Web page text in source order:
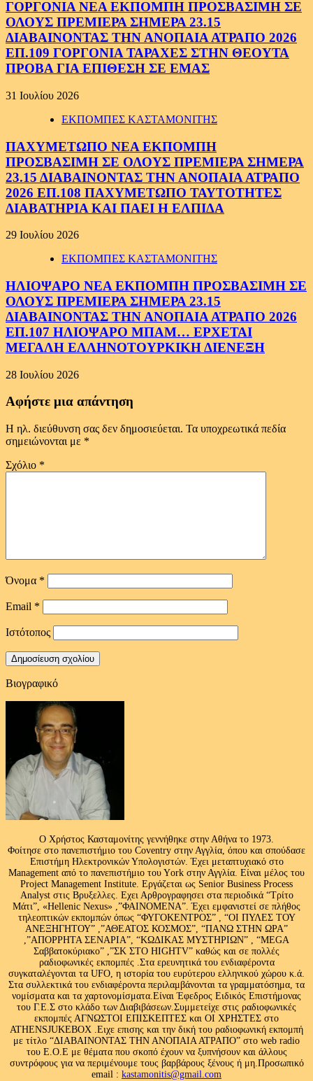
ΓΟΡΓΟΝΙΑ ΝΕΑ ΕΚΠΟΜΠΗ ΠΡΟΣΒΑΣΙΜΗ ΣΕ
ΟΛΟΥΣ ΠΡΕΜΙΕΡΑ ΣΗΜΕΡΑ 23.15
ΔΙΑΒΑΙΝΟΝΤΑΣ ΤΗΝ ΑΝΟΠΑΙΑ ΑΤΡΑΠΟ 2026
ΕΠ.109 ΓΟΡΓΟΝΙΑ ΤΑΡΑΧΕΣ ΣΤΗΝ ΘΕΟΥΤΑ
ΠΡΟΒΑ ΓΙΑ ΕΠΙΘΕΣΗ ΣΕ ΕΜΑΣ
31 Ιουλίου 2026
ΕΚΠΟΜΠΕΣ ΚΑΣΤΑΜΟΝΙΤΗΣ
ΠΑΧΥΜΕΤΩΠΟ ΝΕΑ ΕΚΠΟΜΠΗ
ΠΡΟΣΒΑΣΙΜΗ ΣΕ ΟΛΟΥΣ ΠΡΕΜΙΕΡΑ ΣΗΜΕΡΑ
23.15 ΔΙΑΒΑΙΝΟΝΤΑΣ ΤΗΝ ΑΝΟΠΑΙΑ ΑΤΡΑΠΟ
2026 ΕΠ.108 ΠΑΧΥΜΕΤΩΠΟ ΤΑΥΤΟΤΗΤΕΣ
ΔΙΑΒΑΤΗΡΙΑ ΚΑΙ ΠΑΕΙ Η ΕΛΠΙΔΑ
29 Ιουλίου 2026
ΕΚΠΟΜΠΕΣ ΚΑΣΤΑΜΟΝΙΤΗΣ
ΗΛΙΟΨΑΡΟ ΝΕΑ ΕΚΠΟΜΠΗ ΠΡΟΣΒΑΣΙΜΗ ΣΕ
ΟΛΟΥΣ ΠΡΕΜΙΕΡΑ ΣΗΜΕΡΑ 23.15
ΔΙΑΒΑΙΝΟΝΤΑΣ ΤΗΝ ΑΝΟΠΑΙΑ ΑΤΡΑΠΟ 2026
ΕΠ.107 ΗΛΙΟΨΑΡΟ ΜΠΑΜ… ΕΡΧΕΤΑΙ
ΜΕΓΑΛΗ ΕΛΛΗΝΟΤΟΥΡΚΙΚΗ ΔΙΕΝΕΞΗ
28 Ιουλίου 2026
Αφήστε μια απάντηση
Η ηλ. διεύθυνση σας δεν δημοσιεύεται. Τα υποχρεωτικά πεδία
σημειώνονται με *
Σχόλιο *
Όνομα *
Email *
Ιστότοπος
Βιογραφικό
Ο Χρήστος Κασταμονίτης γεννήθηκε στην Αθήνα το 1973.
Φοίτησε στο πανεπιστήμιο του Coventry στην Αγγλία, όπου και σπούδασε
Επιστήμη Ηλεκτρονικών Υπολογιστών. Έχει μεταπτυχιακό στο
Management από το πανεπιστήμιο του Υork στην Αγγλία. Είναι μέλος του
Project Management Institute. Εργάζεται ως Senior Business Process
Analyst στις Βρυξελλες. Εχει Αρθρογραφησει στα περιοδικά “Τρίτο
Μάτι”, «Hellenic Nexus» ,”ΦΑΙΝΟΜΕΝΑ”. Έχει εμφανιστεί σε πλήθος
τηλεοπτικών εκπομπών όπως “ΦΥΓΟΚΕΝΤΡΟΣ” , “ΟΙ ΠΥΛΕΣ ΤΟΥ
ΑΝΕΞΗΓΗΤΟΥ” ,”ΑΘΕΑΤΟΣ ΚΟΣΜΟΣ”, “ΠΑΝΩ ΣΤΗΝ ΩΡΑ”
,”ΑΠΟΡΡΗΤΑ ΣΕΝΑΡΙΑ”, “ΚΩΔΙΚΑΣ ΜΥΣΤΗΡΙΩΝ” , “MEGA
Σαββατοκύριακο” ,”ΣΚ ΣΤΟ HIGHTV” καθώς και σε πολλές
ραδιοφωνικές εκπομπές .Στα ερευνητικά του ενδιαφέροντα
συγκαταλέγονται τα UFO, η ιστορία του ευρύτερου ελληνικού χώρου κ.ά.
Στα συλλεκτικά του ενδιαφέροντα περιλαμβάνονται τα γραμματόσημα, τα
νομίσματα και τα χαρτονομίσματα.Είναι Έφεδρος Ειδικός Επιστήμονας
του Γ.Ε.Σ στο κλάδο των Διαβιβάσεων.Συμμετείχε στις ραδιοφωνικές
εκπομπές ΑΓΝΩΣΤΟΙ ΕΠΙΣΚΕΠΤΕΣ και ΟΙ ΧΡΗΣΤΕΣ στο
ATHENSJUKEBOX .Ειχε επισης και την δική του ραδιοφωνική εκπομπή
με τίτλο “ΔΙΑΒΑΙΝΟΝΤΑΣ ΤΗΝ ΑΝΟΠΑΙΑ ΑΤΡΑΠΟ” στο web radio
του Ε.Ο.Ε με θέματα που σκοπό έχουν να ξυπνήσουν και άλλους
συντρόφους για να περιμένουμε τους βαρβάρους ξένους ή μη.Προσωπικό
email : kastamonitis@gmail.com